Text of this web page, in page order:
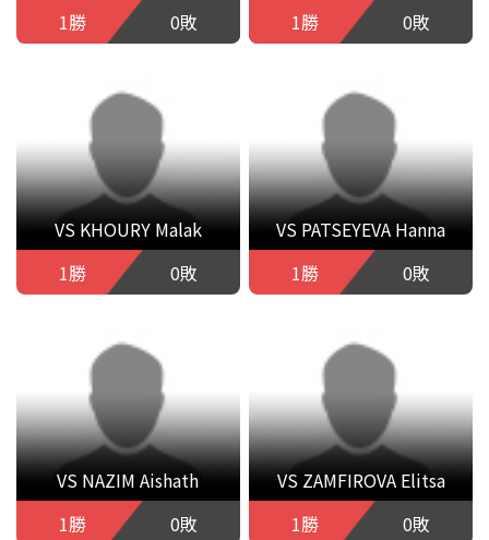
1勝
0敗
1勝
0敗
VS KHOURY Malak
1勝
0敗
VS PATSEYEVA Hanna
1勝
0敗
VS NAZIM Aishath
1勝
0敗
VS ZAMFIROVA Elitsa
1勝
0敗